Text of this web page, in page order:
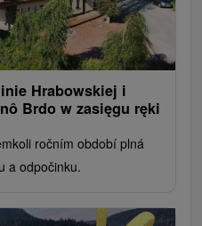
Hrabowskiej i
Brdo w zasięgu ręki
ročním období plná
a odpočinku.